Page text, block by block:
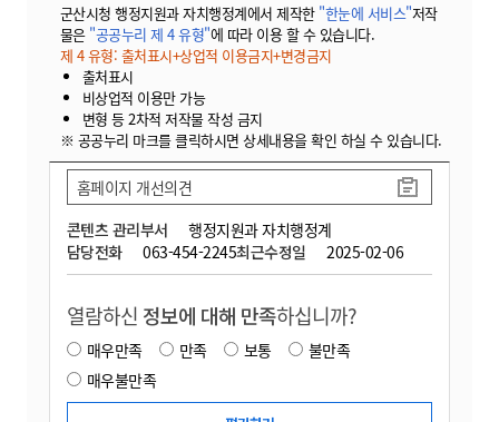
군산시청 행정지원과 자치행정계에서 제작한 "한눈에 서비스"저작
물은 "공공누리 제 4 유형"에 따라 이용 할 수 있습니다.
제 4 유형: 출처표시+상업적 이용금지+변경금지
출처표시
비상업적 이용만 가능
변형 등 2차적 저작물 작성 금지
※ 공공누리 마크를 클릭하시면 상세내용을 확인 하실 수 있습니다.
콘텐츠 관리부서
행정지원과 자치행정계
담당전화
063-454-2245최근수정일 2025-02-06
홈페이지 개선의견
열람하신 정보에 대해 만족하십니까?
매우만족 만족 보통
불만족
매우불만족